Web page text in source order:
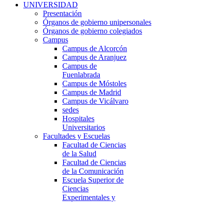
UNIVERSIDAD
Presentación
Órganos de gobierno unipersonales
Órganos de gobierno colegiados
Campus
Campus de Alcorcón
Campus de Aranjuez
Campus de
Fuenlabrada
Campus de Móstoles
Campus de Madrid
Campus de Vicálvaro
sedes
Hospitales
Universitarios
Facultades y Escuelas
Facultad de Ciencias
de la Salud
Facultad de Ciencias
de la Comunicación
Escuela Superior de
Ciencias
Experimentales y